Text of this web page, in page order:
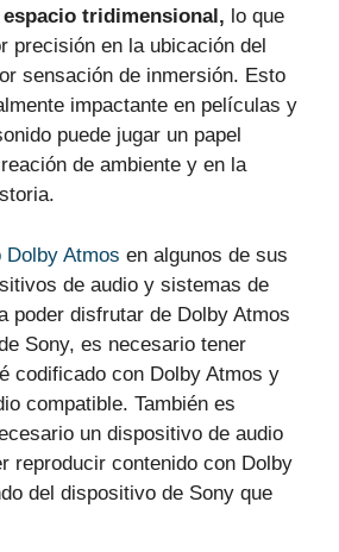
tridimensional, lo que
precisión en la ubicación del
sensación de inmersión. Esto
impactante en películas y
puede jugar un papel
de ambiente y en la
Dolby Atmos en algunos de sus
de audio y sistemas de
poder disfrutar de Dolby Atmos
Sony, es necesario tener
codificado con Dolby Atmos y
compatible. También es
un dispositivo de audio
reproducir contenido con Dolby
del dispositivo de Sony que